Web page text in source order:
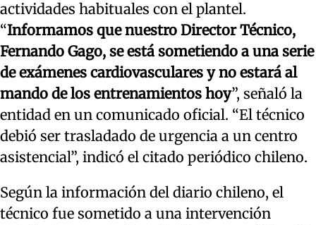
actividades habituales con el plantel.
“Informamos que nuestro Director Técnico,
Fernando Gago, se está sometiendo a una serie
de exámenes cardiovasculares y no estará al
mando de los entrenamientos hoy”, señaló la
entidad en un comunicado oficial. “El técnico
debió ser trasladado de urgencia a un centro
asistencial”, indicó el citado periódico chileno.
Según la información del diario chileno, el
técnico fue sometido a una intervención